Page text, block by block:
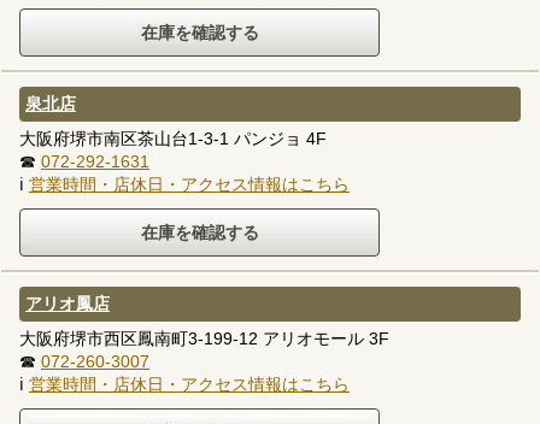
泉北店
大阪府堺市南区茶山台1-3-1 パンジョ 4F
☎ 072-292-1631
ℹ 営業時間・店休日・アクセス情報はこちら
アリオ鳳店
大阪府堺市西区鳳南町3-199-12 アリオモール 3F
☎ 072-260-3007
ℹ 営業時間・店休日・アクセス情報はこちら